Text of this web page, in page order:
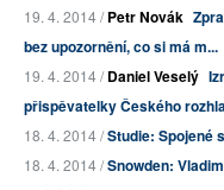
19. 4. 2014 /Petr Novák
bez upozornění, co si má m...
19. 4. 2014 /Daniel Veselý
přispěvatelky Českého
18. 4. 2014 /Studie: Spojené
18. 4. 2014 /Snowden: